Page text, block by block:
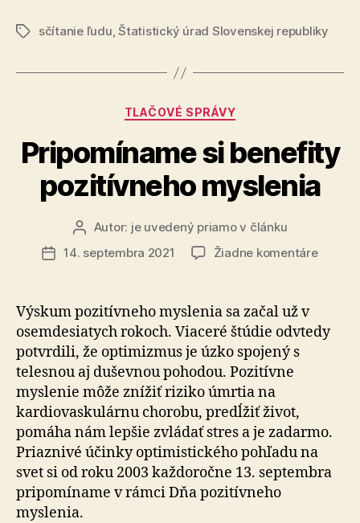
téma
odbornej
Značkysčítanie ľudu,Štatistický úrad Slovenskej republiky
Kategórie
TLAČOVÉ SPRÁVY
Pripomíname si benefity
pozitívneho myslenia
AutorAutor: je uvedený priamo v článku
Dátum
14. septembra 2021 Žiadne komentárena
Výskum pozitívneho myslenia sa začal už v
osemdesiatych rokoch. Viaceré štúdie odvtedy
potvrdili, že optimizmus je úzko spojený s
telesnou aj duševnou pohodou. Pozitívne
myslenie môže znížiť riziko úmrtia na
kardiovaskulárnu chorobu, predĺžiť život,
pomáha nám lepšie zvládať stres a je zadarmo.
Priaznivé účinky optimistického pohľadu na
svet si od roku 2003 každoročne 13. septembra
pripomíname v rámci Dňa pozitívneho
myslenia.